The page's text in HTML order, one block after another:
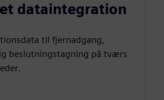
dataintegration
til fjernadgang,
beslutningstagning på tværs